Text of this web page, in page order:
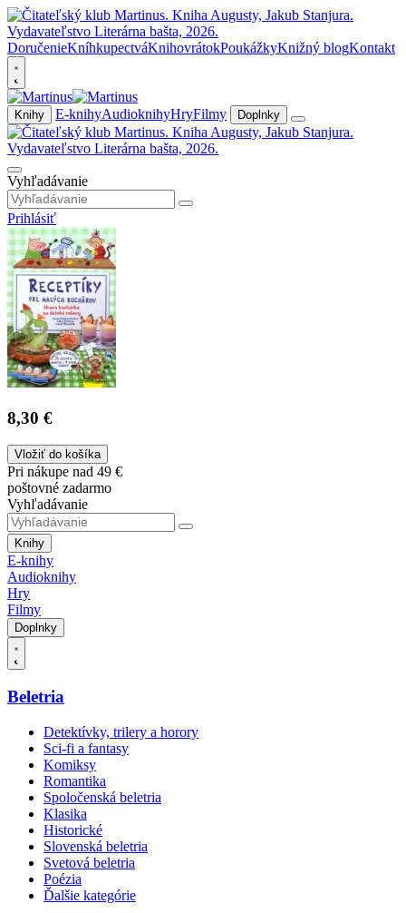
DoručenieKníhkupectváKnihovrátokPoukážkyKnižný blogKontakt
Knihy E-knihyAudioknihyHryFilmy Doplnky
Vyhľadávanie
Prihlásiť
8,30 €
Vložiť do košíka
Pri nákupe nad 49 €
poštovné zadarmo
Vyhľadávanie
Knihy
E-knihy
Audioknihy
Hry
Filmy
Doplnky
Beletria
Detektívky, trilery a horory
Sci-fi a fantasy
Komiksy
Romantika
Spoločenská beletria
Klasika
Historické
Slovenská beletria
Svetová beletria
Poézia
Ďalšie kategórie